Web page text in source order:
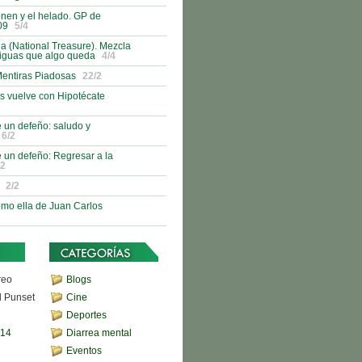
y el helado. GP de
5/4
(National Treasure). Mezcla
que algo queda
4/4
Piadosas
22/2
vuelve con Hipotécate
un defeño: saludo y
6/2
un defeño: Regresar a la
2/2
ella de Juan Carlos
Punset
Blogs
Cine
Deportes
Diarrea mental
Eventos